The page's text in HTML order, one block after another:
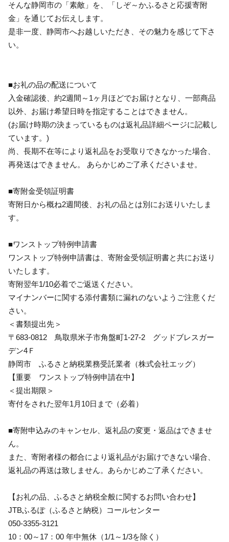
そんな静岡市の「素敵」を、「しぞ～かふるさと応援寄附
金」を通じてお伝えします。
是非一度、静岡市へお越しいただき、その魅力を感じて下さ
い。
■お礼の品の配送について
入金確認後、約2週間～1ヶ月ほどでお届けとなり、一部商品
以外、お届け希望日時を指定することはできません。
(お届け時期の決まっているものは返礼品詳細ページに記載し
ています。)
尚、長期不在等により返礼品をお受取りできなかった場合、
再発送はできません。 あらかじめご了承くださいませ。
■寄附金受領証明書
寄附日から概ね2週間後、お礼の品とは別にお送りいたしま
す。
■ワンストップ特例申請書
ワンストップ特例申請書は、寄附金受領証明書と共にお送り
いたします。
寄附翌年1/10必着でご返送ください。
マイナンバーに関する添付書類に漏れのないようご注意くだ
さい。
＜書類提出先＞
〒683-0812 鳥取県米子市角盤町1-27-2 グッドブレスガー
デン4Ｆ
静岡市 ふるさと納税業務受託業者（株式会社エッグ）
【重要 ワンストップ特例申請在中】
＜提出期限＞
寄付をされた翌年1月10日まで（必着）
■寄附申込みのキャンセル、返礼品の変更・返品はできませ
ん。
また、寄附者様の都合により返礼品がお届けできない場合、
返礼品の再送は致しません。あらかじめご了承ください。
【お礼の品、ふるさと納税全般に関するお問い合わせ】
JTBふるぽ（ふるさと納税）コールセンター
050-3355-3121
10：00～17：00 年中無休（1/1～1/3を除く）